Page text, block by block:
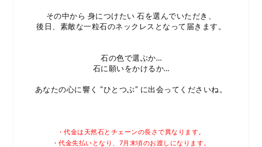
その中から 身につけたい 石を選んでいただき、
後日、素敵な一粒石のネックレスとなって届きます。
石の色で選ぶか…
石に願いをかけるか…
あなたの心に響く “ひとつぶ” に出会ってくださいね。
・代金は天然石とチェーンの長さで異なります。
・代金先払いとなり、7月末頃のお渡しになります。